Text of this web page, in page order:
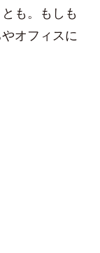
も。もしも
オフィスに